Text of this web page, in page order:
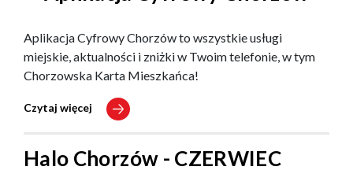
Aplikacja Cyfrowy Chorzów to wszystkie usługi
miejskie, aktualności i zniżki w Twoim telefonie, w tym
Chorzowska Karta Mieszkańca!
Czytaj więcej
Halo Chorzów - CZERWIEC